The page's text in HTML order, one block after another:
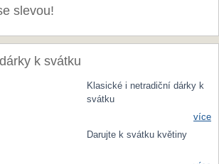
slevou!
k svátku
Klasické i netradiční dárky k
svátku
více
Darujte k svátku květiny